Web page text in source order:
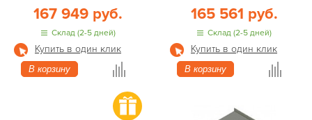
167 949 руб.
Склад (2-5 дней)
Купить в один клик
В корзину
165 561 руб.
Склад (2-5 дней)
Купить в один клик
В корзину